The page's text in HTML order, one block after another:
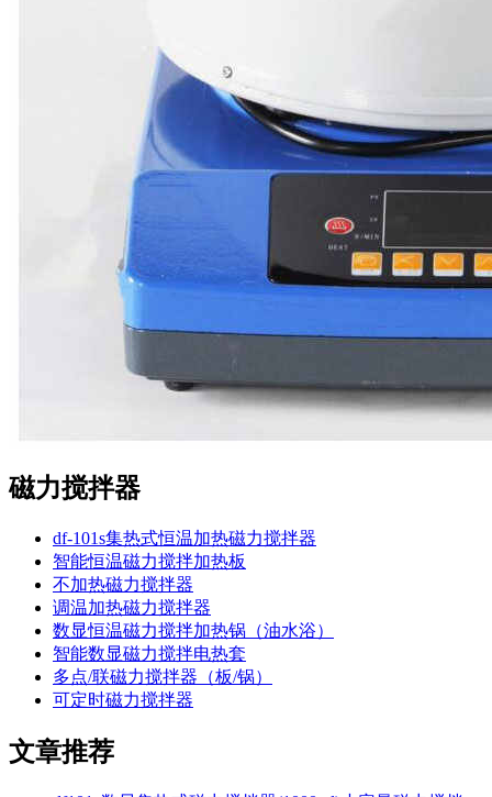
磁力搅拌器
df-101s集热式恒温加热磁力搅拌器
智能恒温磁力搅拌加热板
不加热磁力搅拌器
调温加热磁力搅拌器
数显恒温磁力搅拌加热锅（油水浴）
智能数显磁力搅拌电热套
多点/联磁力搅拌器（板/锅）
可定时磁力搅拌器
文章推荐